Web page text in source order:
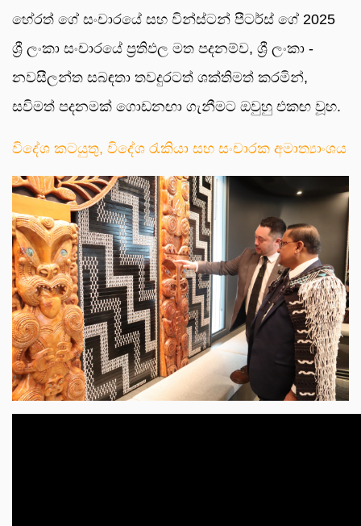
හේරත් ගේ සංචාරයේ සහ වින්ස්ටන් පීටර්ස් ගේ 2025
ශ්‍රී ලංකා සංචාරයේ ප්‍රතිඵල මත පදනම්ව, ශ්‍රී ලංකා -
නවසීලන්ත සබඳතා තවදුරටත් ශක්තිමත් කරමින්,
සවිමත් පදනමක් ගොඩනඟා ගැනීමට ඔවුහු එකඟ වූහ.
විදේශ කටයුතු, විදේශ රැකියා සහ සංචාරක අමාත්‍යාංශය